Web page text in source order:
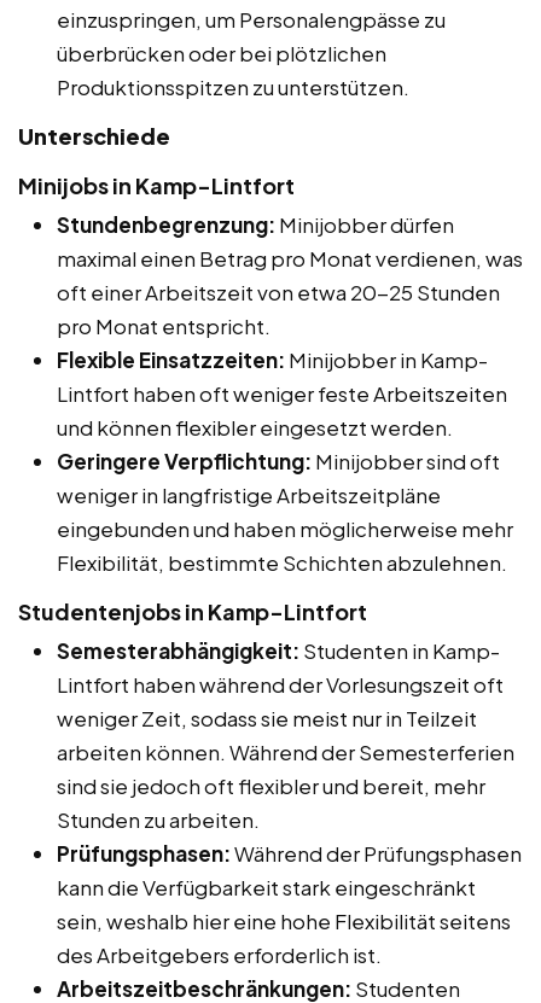
einzuspringen, um Personalengpässe zu
überbrücken oder bei plötzlichen
Produktionsspitzen zu unterstützen.
Unterschiede
Minijobs in Kamp-Lintfort
Stundenbegrenzung: Minijobber dürfen
maximal einen Betrag pro Monat verdienen, was
oft einer Arbeitszeit von etwa 20-25 Stunden
pro Monat entspricht.
Flexible Einsatzzeiten: Minijobber in Kamp-
Lintfort haben oft weniger feste Arbeitszeiten
und können flexibler eingesetzt werden.
Geringere Verpflichtung: Minijobber sind oft
weniger in langfristige Arbeitszeitpläne
eingebunden und haben möglicherweise mehr
Flexibilität, bestimmte Schichten abzulehnen.
Studentenjobs in Kamp-Lintfort
Semesterabhängigkeit: Studenten in Kamp-
Lintfort haben während der Vorlesungszeit oft
weniger Zeit, sodass sie meist nur in Teilzeit
arbeiten können. Während der Semesterferien
sind sie jedoch oft flexibler und bereit, mehr
Stunden zu arbeiten.
Prüfungsphasen:Während der Prüfungsphasen
kann die Verfügbarkeit stark eingeschränkt
sein, weshalb hier eine hohe Flexibilität seitens
des Arbeitgebers erforderlich ist.
Arbeitszeitbeschränkungen: Studenten